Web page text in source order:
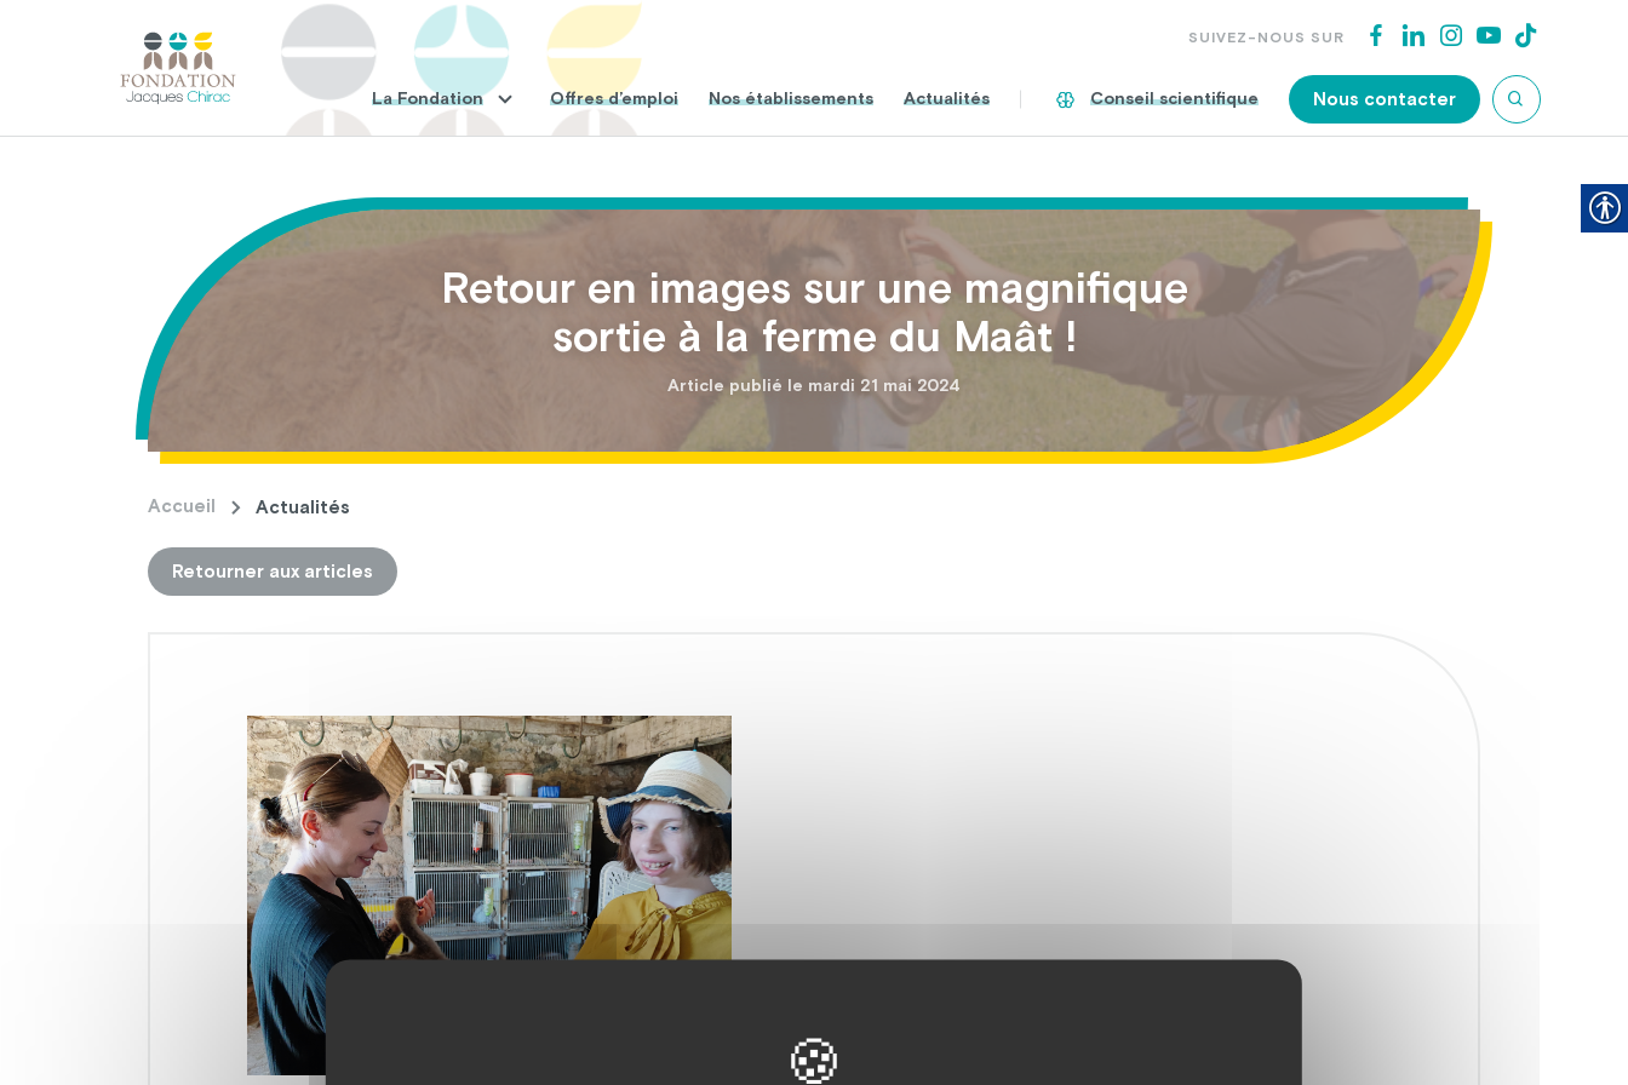
SUIVEZ-NOUS SUR
La Fondation Offres d’emploi Nos établissements Actualités Conseil scientifique Nous contacter
Retour en images sur une magnifique
sortie à la ferme du Maât !
Article publié le mardi 21 mai 2024
Accueil Actualités
Retourner aux articles